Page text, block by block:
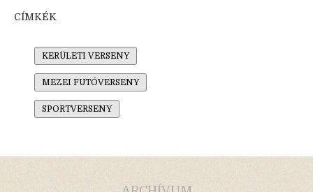
CÍMKÉK
KERÜLETI VERSENY
MEZEI FUTÓVERSENY
SPORTVERSENY